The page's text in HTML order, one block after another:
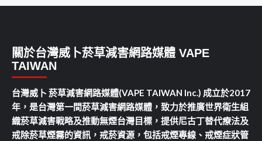
關於台灣威卜菸草減害網路媒體 VAPE
TAIWAN
台灣威卜 菸草減害網路媒體(VAPE TAIWAN Inc.) 成立於2017
年，是台灣第一間菸草減害網路媒體，致力於推廣世界衛生組
織菸草減害戰略及推動無煙台灣目標，提供尼古丁替代療法及
戒除菸草煙霧的資訊，戒菸資源，包括戒煙專線、戒煙症狀管